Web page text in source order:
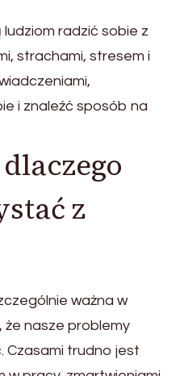
radzić sobie z
strachami, stresem i
i znaleźć sposób na
z
ważna w
że nasze problemy
Czasami trudno jest